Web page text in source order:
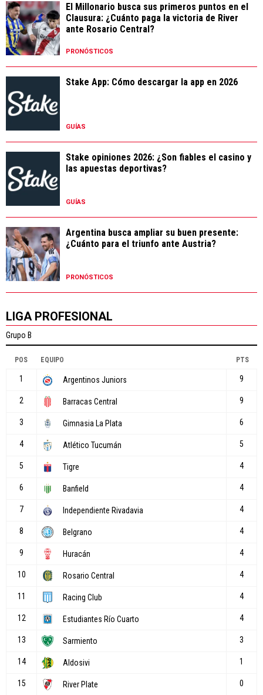
El Millonario busca sus primeros puntos en el
Clausura: ¿Cuánto paga la victoria de River
ante Rosario Central?
PRONÓSTICOS
Stake App: Cómo descargar la app en 2026
GUÍAS
Stake opiniones 2026: ¿Son fiables el casino y
las apuestas deportivas?
GUÍAS
Argentina busca ampliar su buen presente:
¿Cuánto para el triunfo ante Austria?
PRONÓSTICOS
LIGA PROFESIONAL